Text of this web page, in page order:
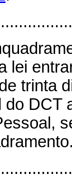
lei
trinta
DCT